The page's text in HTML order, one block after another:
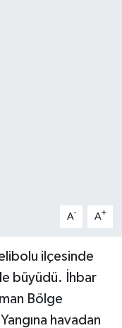
A- A+
ilçesinde
büyüdü. İhbar
Bölge
havadan